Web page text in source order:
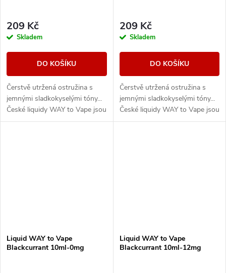
209 Kč
Skladem
DO KOŠÍKU
Čerstvě utržená ostružina s
jemnými sladkokyselými tóny...
České liquidy WAY to Vape jsou
díky vyváženému poměru
209 Kč
Skladem
DO KOŠÍKU
Čerstvě utržená ostružina s
jemnými sladkokyselými tóny...
České liquidy WAY to Vape jsou
díky vyváženému poměru
Liquid WAY to Vape
Blackcurrant 10ml-0mg
Liquid WAY to Vape
Blackcurrant 10ml-12mg